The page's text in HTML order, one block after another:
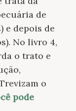
de
e depois de
No livro 4,
o trato e
o
pode